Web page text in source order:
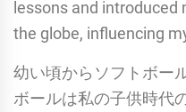
lessons and introduced
the globe, influencing
幼い頃からソフトボー
ボールは私の子供時代